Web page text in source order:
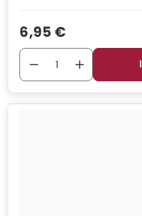
Verkaufspreis
6,95 €